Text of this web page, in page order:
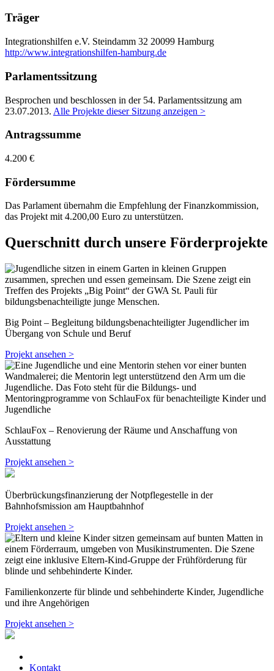
Träger
Integrationshilfen e.V. Steindamm 32 20099 Hamburg
http://www.integrationshilfen-hamburg.de
Parlamentssitzung
Besprochen und beschlossen in der 54. Parlamentssitzung am
23.07.2013. Alle Projekte dieser Sitzung anzeigen >
Antragssumme
4.200 €
Fördersumme
Das Parlament übernahm die Empfehlung der Finanzkommission,
das Projekt mit 4.200,00 Euro zu unterstützen.
Querschnitt durch unsere Förderprojekte
Big Point – Begleitung bildungsbenachteiligter Jugendlicher im
Übergang von Schule und Beruf
Projekt ansehen >
SchlauFox – Renovierung der Räume und Anschaffung von
Ausstattung
Projekt ansehen >
Überbrückungsfinanzierung der Notpflegestelle in der
Bahnhofsmission am Hauptbahnhof
Projekt ansehen >
Familienkonzerte für blinde und sehbehinderte Kinder, Jugendliche
und ihre Angehörigen
Projekt ansehen >
Kontakt